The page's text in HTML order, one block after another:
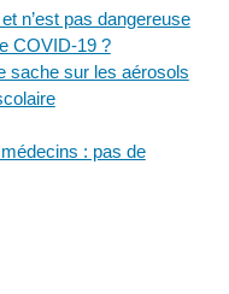
n’est pas dangereuse
COVID-19 ?
sache sur les aérosols
: pas de